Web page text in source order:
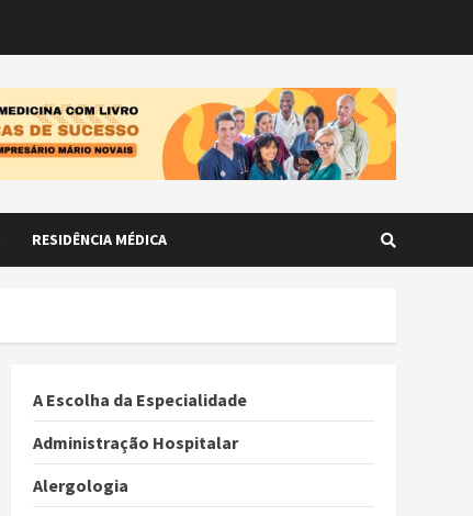
RESIDÊNCIA MÉDICA
A Escolha da Especialidade
Administração Hospitalar
Alergologia